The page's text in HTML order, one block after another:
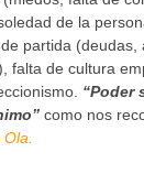
de la
partida (deudas,
falta de cultura
“Poder
como nos